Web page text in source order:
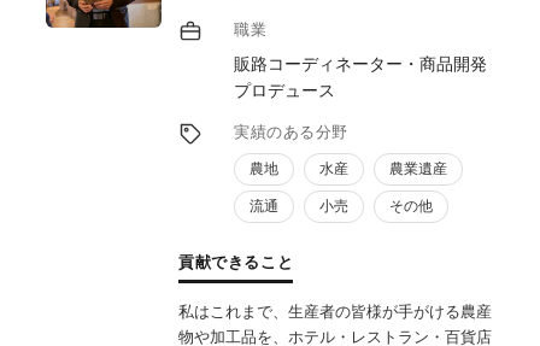
職業
販路コーディネーター・商品開発
プロデュース
実績のある分野
農地 水産 農業遺産
流通 小売 その他
貢献できること
私はこれまで、生産者の皆様が手がける農産
物や加工品を、ホテル・レストラン・百貨店